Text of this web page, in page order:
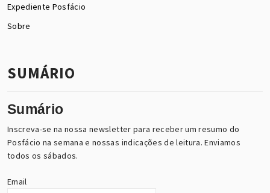
Expediente Posfácio
Sobre
SUMÁRIO
Sumário
Inscreva-se na nossa newsletter para receber um resumo do
Posfácio na semana e nossas indicações de leitura. Enviamos
todos os sábados.
Email